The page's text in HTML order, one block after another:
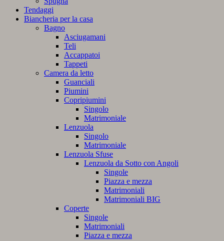
Tendaggi
Biancheria per la casa
Bagno
Asciugamani
Teli
Accappatoi
Tappeti
Camera da letto
Guanciali
Piumini
Copripiumini
Singolo
Matrimoniale
Lenzuola
Singolo
Matrimoniale
Lenzuola Sfuse
Lenzuola da Sotto con Angoli
Singole
Piazza e mezza
Matrimoniali
Matrimoniali BIG
Coperte
Singole
Matrimoniali
Piazza e mezza